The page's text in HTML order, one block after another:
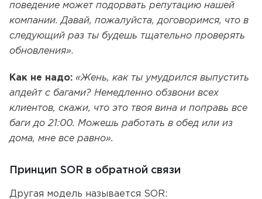
поведение может подорвать репутацию нашей
компании. Давай, пожалуйста, договоримся, что в
следующий раз ты будешь тщательно проверять
обновления».
Как не надо: «Жень, как ты умудрился выпустить
апдейт с багами? Немедленно обзвони всех
клиентов, скажи, что это твоя вина и поправь все
баги до 21:00. Можешь работать в обед или из
дома, мне все равно».
Принцип SOR в обратной связи
Другая модель называется SOR: